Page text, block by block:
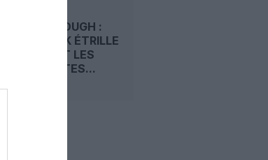
FARNBOROUGH :
TIM CLARK ÉTRILLE
BOEING ET LES
MOTORISTES...